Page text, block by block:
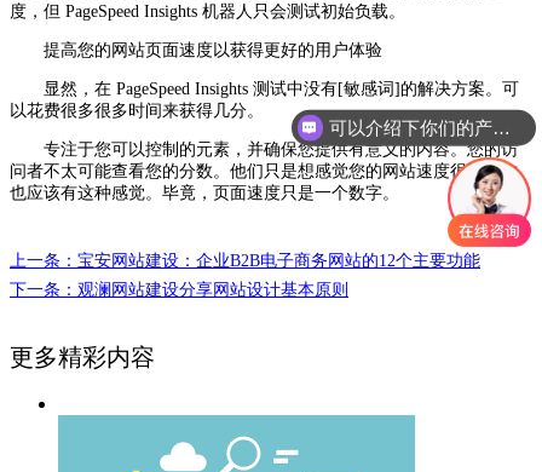
度，但 PageSpeed Insights 机器人只会测试初始负载。
提高您的网站页面速度以获得更好的用户体验
显然，在 PageSpeed Insights 测试中没有[敏感词]的解决方案。可
以花费很多很多时间来获得几分。
专注于您可以控制的元素，并确保您提供有意义的内容。您的访
问者不太可能查看您的分数。他们只是想感觉您的网站速度很快。你
也应该有这种感觉。毕竟，页面速度只是一个数字。
上一条：宝安网站建设：企业B2B电子商务网站的12个主要功能
下一条：观澜网站建设分享网站设计基本原则
更多精彩内容
可以介绍下你们的产品么